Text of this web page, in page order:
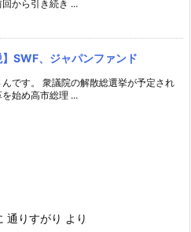
から引き続き ...
】SWF、ジャパンファンド
です。 衆議院の解散総選挙が予定され
始め高市総理 ...
通りすがり より